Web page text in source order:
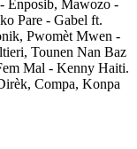
Enposib, Mawozo -
Pare - Gabel ft.
Pwomèt Mwen -
Tounen Nan Baz
Mal - Kenny Haiti.
Compa, Konpa